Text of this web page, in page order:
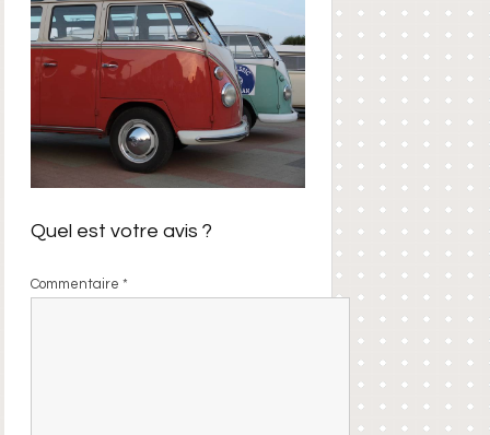
Quel est votre avis ?
Commentaire *